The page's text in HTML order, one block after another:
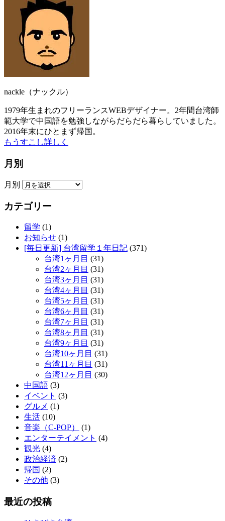
nackle（ナックル）
1979年生まれのフリーランスWEBデザイナー。2年間台湾師
範大学で中国語を勉強しながらだらだら暮らしていました。
2016年末にひとまず帰国。
もうすこし詳しく
月別
月別
カテゴリー
留学 (1)
お知らせ (1)
[毎日更新] 台湾留学１年日記 (371)
台湾1ヶ月目 (31)
台湾2ヶ月目 (31)
台湾3ヶ月目 (31)
台湾4ヶ月目 (31)
台湾5ヶ月目 (31)
台湾6ヶ月目 (31)
台湾7ヶ月目 (31)
台湾8ヶ月目 (31)
台湾9ヶ月目 (31)
台湾10ヶ月目 (31)
台湾11ヶ月目 (31)
台湾12ヶ月目 (30)
中国語 (3)
イベント (3)
グルメ (1)
生活 (10)
音楽（C-POP）
(1)
エンターテイメント (4)
観光 (4)
政治経済 (2)
帰国 (2)
その他 (3)
最近の投稿